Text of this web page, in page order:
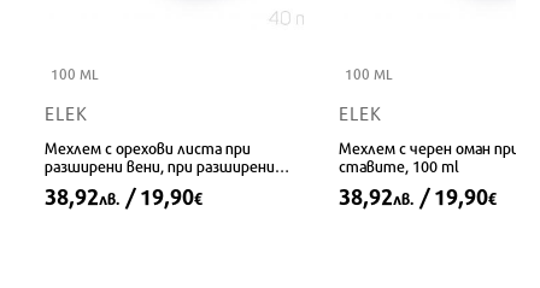
100 ML
ELEK
Мехлем с орехови листа при
разширени вени, при разширени
38,92лв. / 19,90€
100 ML
ELEK
Мехлем с черен оман при
ставите, 100 ml
38,92лв. / 19,90€